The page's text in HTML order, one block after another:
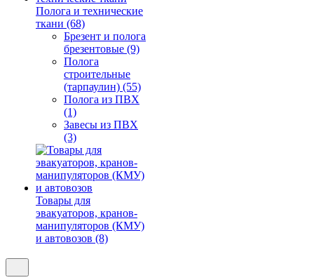
Полога и технические
ткани (68)
Брезент и полога
брезентовые (9)
Полога
строительные
(тарпаулин) (55)
Полога из ПВХ
(1)
Завесы из ПВХ
(3)
Товары для
эвакуаторов, кранов-
манипуляторов (КМУ)
и автовозов (8)